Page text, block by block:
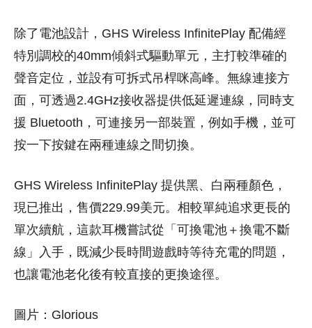
除了電池設計，GHS Wireless InfinitePlay 配備經
特別調校的40mm傾斜式驅動單元，主打較準確的
聲音定位，並設有可拆式吊桿咪高峰。無線連接方
面，可透過2.4GHz接收器提供低延遲連線，同時支
援 Bluetooth，可連接另一部裝置，例如手機，並可
按一下按鍵在兩種連線之間切換。
GHS Wireless InfinitePlay 提供黑、白兩種顏色，
現已推出，售價229.99美元。相較單純追求更長的
單次續航，這款耳機嘗試從「可換電池＋換電不斷
線」入手，既減少長時間遊戲時等待充電的問題，
也讓電池老化後有較直接的更換途徑。
圖片：Glorious